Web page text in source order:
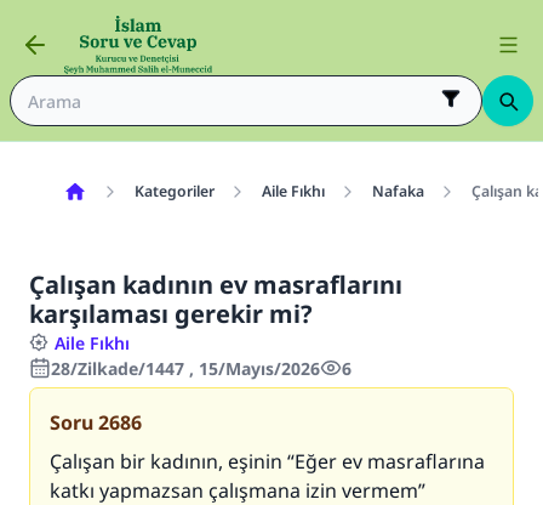
Kategoriler Aile Fıkhı Nafaka Çalışan
Çalışan kadının ev masraflarını
karşılaması gerekir mi?
Aile Fıkhı
28/Zilkade/1447 , 15/Mayıs/2026
6
Soru2686
Çalışan bir kadının, eşinin “Eğer ev masraflarına
katkı yapmazsan çalışmana izin vermem”